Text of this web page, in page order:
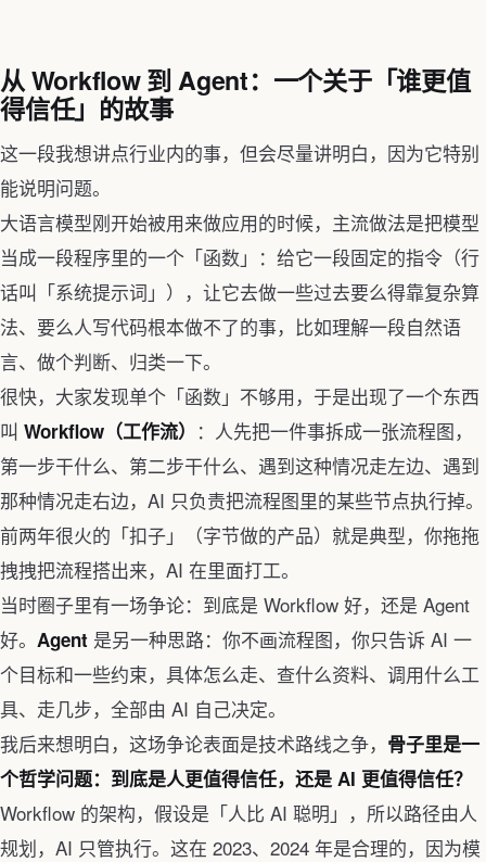
从 Workflow 到 Agent：一个关于「谁更值
得信任」的故事
这一段我想讲点行业内的事，但会尽量讲明白，因为它特别
能说明问题。
大语言模型刚开始被用来做应用的时候，主流做法是把模型
当成一段程序里的一个「函数」：给它一段固定的指令（行
话叫「系统提示词」），让它去做一些过去要么得靠复杂算
法、要么人写代码根本做不了的事，比如理解一段自然语
言、做个判断、归类一下。
很快，大家发现单个「函数」不够用，于是出现了一个东西
叫 Workflow（工作流） ：人先把一件事拆成一张流程图，
第一步干什么、第二步干什么、遇到这种情况走左边、遇到
那种情况走右边，AI 只负责把流程图里的某些节点执行掉。
前两年很火的「扣子」（字节做的产品）就是典型，你拖拖
拽拽把流程搭出来，AI 在里面打工。
当时圈子里有一场争论：到底是 Workflow 好，还是 Agent
好。 Agent 是另一种思路：你不画流程图，你只告诉 AI 一
个目标和一些约束，具体怎么走、查什么资料、调用什么工
具、走几步，全部由 AI 自己决定。
我后来想明白，这场争论表面是技术路线之争， 骨子里是一
个哲学问题：到底是人更值得信任，还是 AI 更值得信任？
Workflow 的架构，假设是「人比 AI 聪明」，所以路径由人
规划，AI 只管执行。这在 2023、2024 年是合理的，因为模